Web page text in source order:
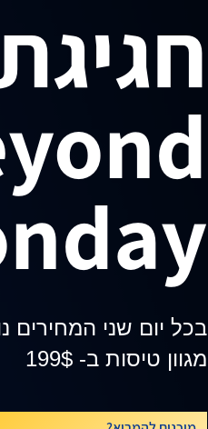
לחופשת קיץ
ההלוואה ללקוחות הבנק
בכל יום שני המחירים
מגוון טיסות ב- 199$
וליווי צמוד של יועצי